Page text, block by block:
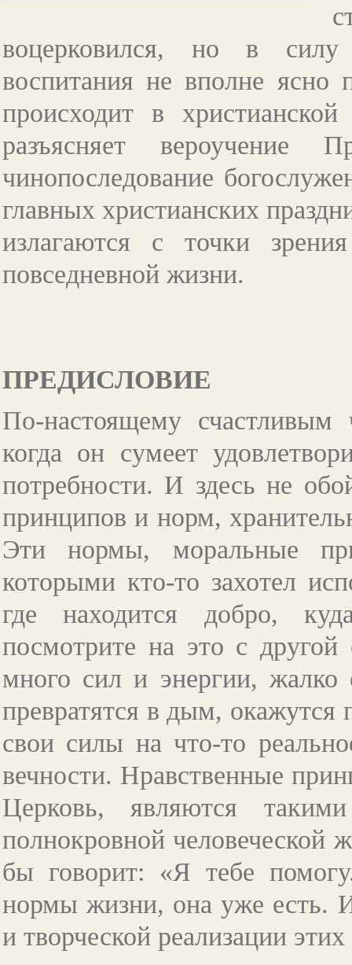
воцерковился, но в силу
воспитания не вполне
происходит в
разъясняет вероучение
чинопоследование
главных христианских
излагаются с точки
повседневной жизни.
ПРЕДИСЛОВИЕ
По-настоящему
когда он сумеет
потребности. И здесь не
принципов и норм,
Эти нормы, моральные
которыми кто-то захотел
где находится добро,
посмотрите на это с
много сил и энергии, жалко
превратятся в дым,
свои силы на что-то
вечности. Нравственные
Церковь, являются
полнокровной человеческой
бы говорит: «Я тебе
нормы жизни, она уже есть.
и творческой реализации